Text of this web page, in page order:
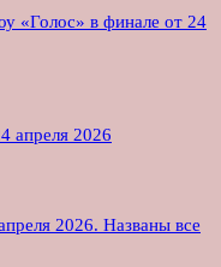
«Голос» в финале от 24
апреля 2026
2026. Названы все